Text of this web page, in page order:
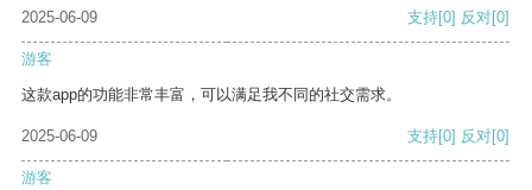
2025-06-09
支持[0] 反对[0]
游客
这款app的功能非常丰富，可以满足我不同的社交需求。
2025-06-09 支持[0] 反对[0]
游客